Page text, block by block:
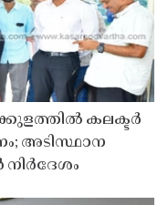
കലക്ടർ
അടിസ്ഥാന